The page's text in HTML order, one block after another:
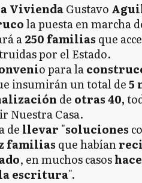
ViviendaGustavo
la puesta en marcha
a250 familias que
por el Estado.
o para la
insumirán un total de5
de otras 40,
Nuestra Casa.
de llevar "soluciones
familias que habían
, en muchos casos
escritura".